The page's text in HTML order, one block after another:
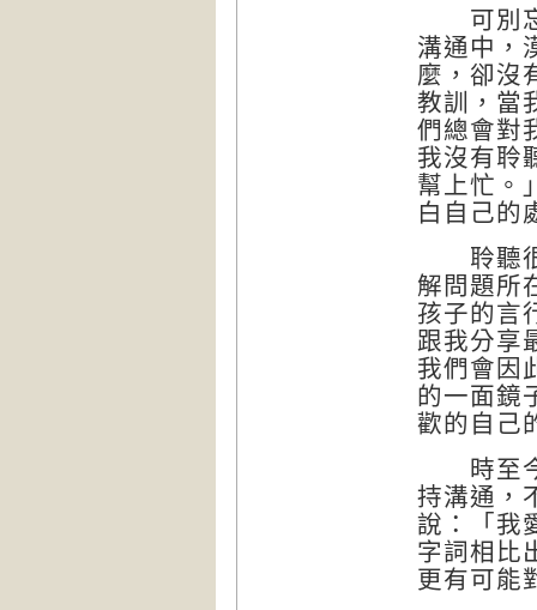
可別忘
溝通中，
麼，卻沒
教訓，當
們總會對
我沒有聆
幫上忙。
白自己的
聆聽很
解問題所
孩子的言
跟我分享
我們會因
的一面鏡
歡的自己
時至今
持溝通，
說：「我
字詞相比
更有可能